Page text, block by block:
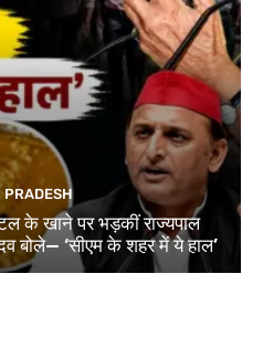
PRADESH
के खाने पर भड़कीं राज्यपाल
बोले— ‘सीएम के शहर में ये हाल’